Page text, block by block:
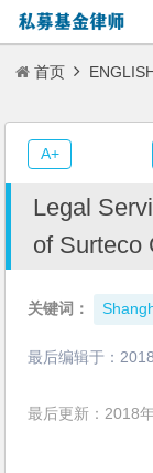
首页
Factory
Legal
of Surteco
关键词：
最后编辑于：
最后更新：2018
A+